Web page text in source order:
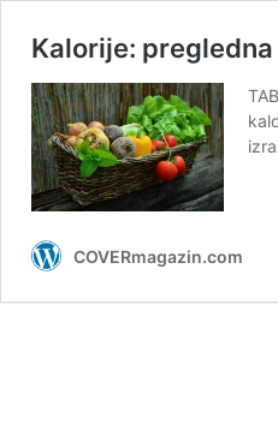
Kalorije:
COVERmagazin.com